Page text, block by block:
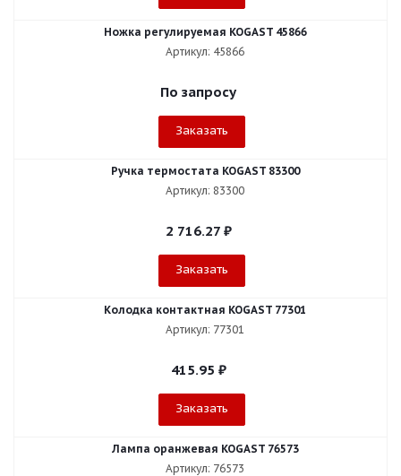
Ножка регулируемая KOGAST 45866
Артикул: 45866
По запросу
Заказать
Ручка термостата KOGAST 83300
Артикул: 83300
2 716.27₽
Заказать
Колодка контактная KOGAST 77301
Артикул: 77301
415.95 ₽
Заказать
Лампа оранжевая KOGAST 76573
Артикул: 76573